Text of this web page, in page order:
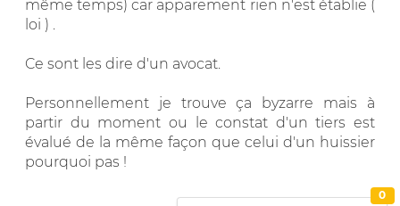
même temps) car apparement rien n'est établie (
loi ) .
Ce sont les dire d'un avocat.
Personnellement je trouve ça byzarre mais à
partir du moment ou le constat d'un tiers est
évalué de la même façon que celui d'un huissier
pourquoi pas !
0